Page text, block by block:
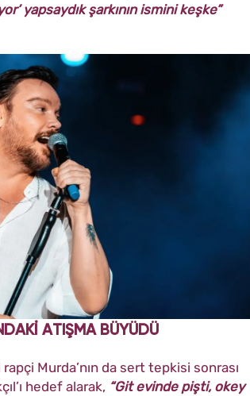
yapsaydık şarkının ismini keşke”
ATIŞMA BÜYÜDÜ
rapçi Murda’nın da sert tepkisi sonrası
hedef alarak, “Git evinde pişti, okey